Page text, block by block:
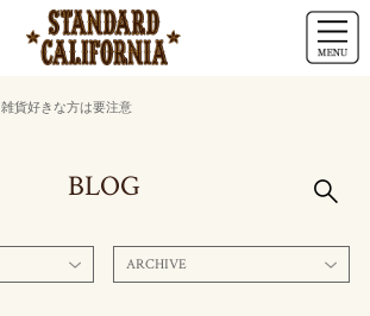
雑貨好きな方は要注意
BLOG
ARCHIVE